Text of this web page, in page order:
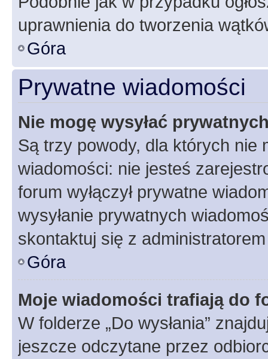
uprawnienia do tworzenia
Góra
Prywatne wiadomości
Nie mogę wysyłać
Są trzy powody, dla których nie
wiadomości: nie jesteś
forum wyłączył prywatne
wysyłanie prywatnych
skontaktuj się z
Góra
Moje wiadomości trafiają do
W folderze „Do wysłania”
jeszcze odczytane przez